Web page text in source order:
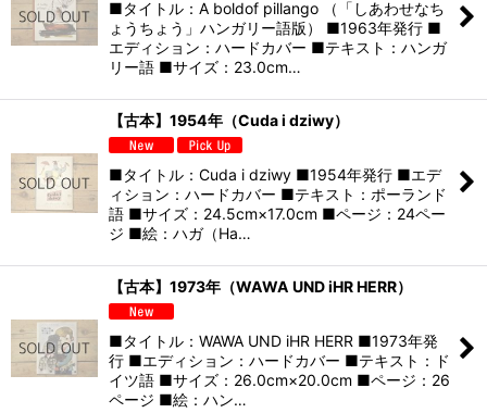
■タイトル：A boldof pillango （「しあわせなち
ょうちょう」ハンガリー語版） ■1963年発行 ■
エディション：ハードカバー ■テキスト：ハンガ
リー語 ■サイズ：23.0cm…
【古本】1954年（Cuda i dziwy）
■タイトル：Cuda i dziwy ■1954年発行 ■エデ
ィション：ハードカバー ■テキスト：ポーランド
語 ■サイズ：24.5cm×17.0cm ■ページ：24ペー
ジ ■絵：ハガ（Ha…
【古本】1973年（WAWA UND iHR HERR）
■タイトル：WAWA UND iHR HERR ■1973年発
行 ■エディション：ハードカバー ■テキスト：ド
イツ語 ■サイズ：26.0cm×20.0cm ■ページ：26
ページ ■絵：ハン…